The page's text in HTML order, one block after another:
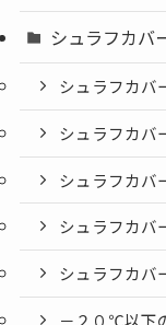
シュラフカバ
シュラフカバ
シュラフカバ
シュラフカバ
シュラフカバ
シュラフカバ
－２０℃以下